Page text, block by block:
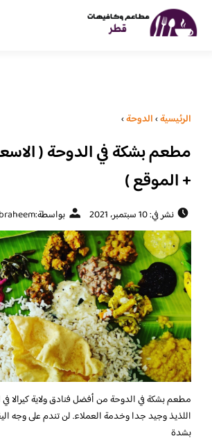
الرئيسية›الدوحة›
مطعم بشكة في الدوحة (
+ الموقع )
نشر في: 10 سبتمبر، 2021 بواسطة:
مطعم بشكة في الدوحة من أفضل فنادق ولاية كيرالا
اللذيذ وجيد جدا وخدمة العملاء. لن تندم على وجه
بشدة